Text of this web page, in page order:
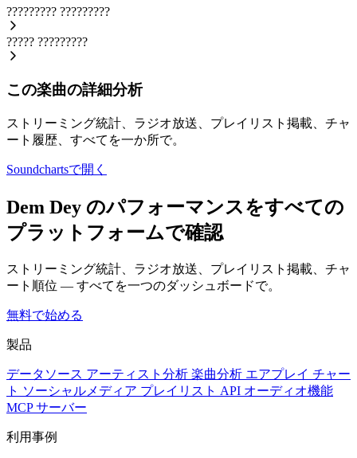
????????? ?????????
????? ?????????
この楽曲の詳細分析
ストリーミング統計、ラジオ放送、プレイリスト掲載、チャ
ート履歴、すべてを一か所で。
Soundchartsで開く
Dem Dey のパフォーマンスをすべての
プラットフォームで確認
ストリーミング統計、ラジオ放送、プレイリスト掲載、チャ
ート順位 — すべてを一つのダッシュボードで。
無料で始める
製品
データソース アーティスト分析 楽曲分析 エアプレイ チャー
ト ソーシャルメディア プレイリスト API オーディオ機能
MCP サーバー
利用事例